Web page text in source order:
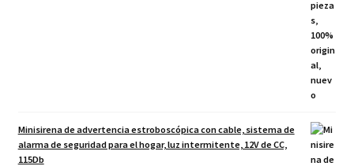
Minisirena de advertencia estroboscópica con cable, sistema de
alarma de seguridad para el hogar, luz intermitente, 12V de CC,
115Db